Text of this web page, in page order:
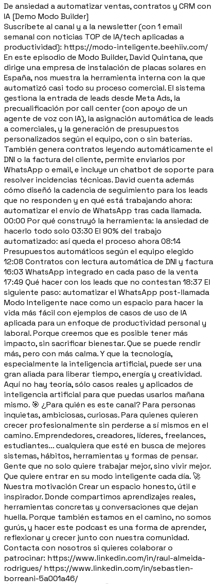
De ansiedad a automatizar ventas, contratos y CRM con
IA [Demo Modo Builder]
Suscríbete al canal y a la newsletter (con 1 email
semanal con noticias TOP de IA/tech aplicadas a
productividad): https://modo-inteligente.beehiiv.com/
En este episodio de Modo Builder, David Quintana, que
dirige una empresa de instalación de placas solares en
España, nos muestra la herramienta interna con la que
automatizó casi todo su proceso comercial. El sistema
gestiona la entrada de leads desde Meta Ads, la
precualificación por call center (con apoyo de un
agente de voz con IA), la asignación automática de leads
a comerciales, y la generación de presupuestos
personalizados según el equipo, con o sin baterías.
También genera contratos leyendo automáticamente el
DNI o la factura del cliente, permite enviarlos por
WhatsApp o email, e incluye un chatbot de soporte para
resolver incidencias técnicas. David cuenta además
cómo diseñó la cadencia de seguimiento para los leads
que no responden y en qué está trabajando ahora:
automatizar el envío de WhatsApp tras cada llamada.
00:00 Por qué construyó la herramienta: la ansiedad de
hacerlo todo solo 03:30 El 90% del trabajo
automatizado: así queda el proceso ahora 08:14
Presupuestos automáticos según el equipo elegido
12:08 Contratos con lectura automática de DNI y factura
16:03 WhatsApp integrado en cada paso de la venta
17:49 Qué hacer con los leads que no contestan 18:37 El
siguiente paso: automatizar el WhatsApp post-llamada
Modo Inteligente nace como un espacio para hacer la
vida más fácil con ejemplos de casos de uso de IA
aplicada para un enfoque de productividad personal y
laboral. Porque creemos que es posible tener más
impacto, sin sacrificar bienestar. Que se puede rendir
más, pero con más calma. Y que la tecnología,
especialmente la inteligencia artificial, puede ser una
gran aliada para liberar tiempo, energía y creatividad.
Aquí no hay teoría, sólo casos reales y aplicados de
inteligencia artificial para que puedas usarlos mañana
mismo. 🎯 ¿Para quién es este canal? Para personas
inquietas, ambiciosas, curiosas. Para quienes quieren
crecer profesionalmente sin perderse a sí mismos en el
camino. Emprendedores, creadores, líderes, freelances,
estudiantes... cualquiera que esté en busca de mejores
sistemas, hábitos, herramientas y formas de pensar.
Gente que no solo quiere trabajar mejor, sino vivir mejor.
Que quiere entrar en su modo inteligente cada día. 🚀
Nuestra motivación Crear un espacio honesto, útil e
inspirador. Donde compartimos aprendizajes reales,
herramientas concretas y conversaciones que dejan
huella. Porque también estamos en el camino, no somos
gurús, y hacer este podcast es una forma de aprender,
reflexionar y crecer junto con nuestra comunidad.
Contacta con nosotros si quieres colaborar o
patrocinar: https://www.linkedin.com/in/raul-almeida-
rodrigues/ https://www.linkedin.com/in/sebastien-
borreani-5a001a46/